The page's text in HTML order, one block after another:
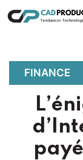
Aller
au
FINANCE